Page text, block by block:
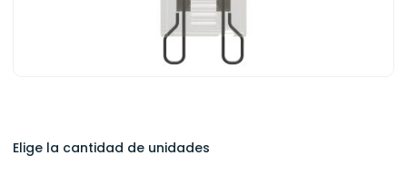
Elige la cantidad de unidades